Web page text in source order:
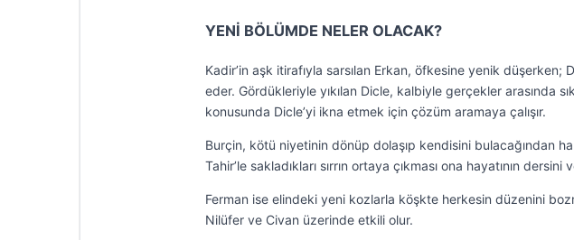
YENİ BÖLÜMDE NELER OLACAK?
Kadir’in aşk itirafıyla sarsılan Erkan, öfkesine yenik düşerken;
eder. Gördükleriyle yıkılan Dicle, kalbiyle gerçekler arasında
konusunda Dicle’yi ikna etmek için çözüm aramaya çalışır.
Burçin, kötü niyetinin dönüp dolaşıp kendisini bulacağından
Tahir’le sakladıkları sırrın ortaya çıkması ona hayatının dersini
Ferman ise elindeki yeni kozlarla köşkte herkesin düzenini
Nilüfer ve Civan üzerinde etkili olur.